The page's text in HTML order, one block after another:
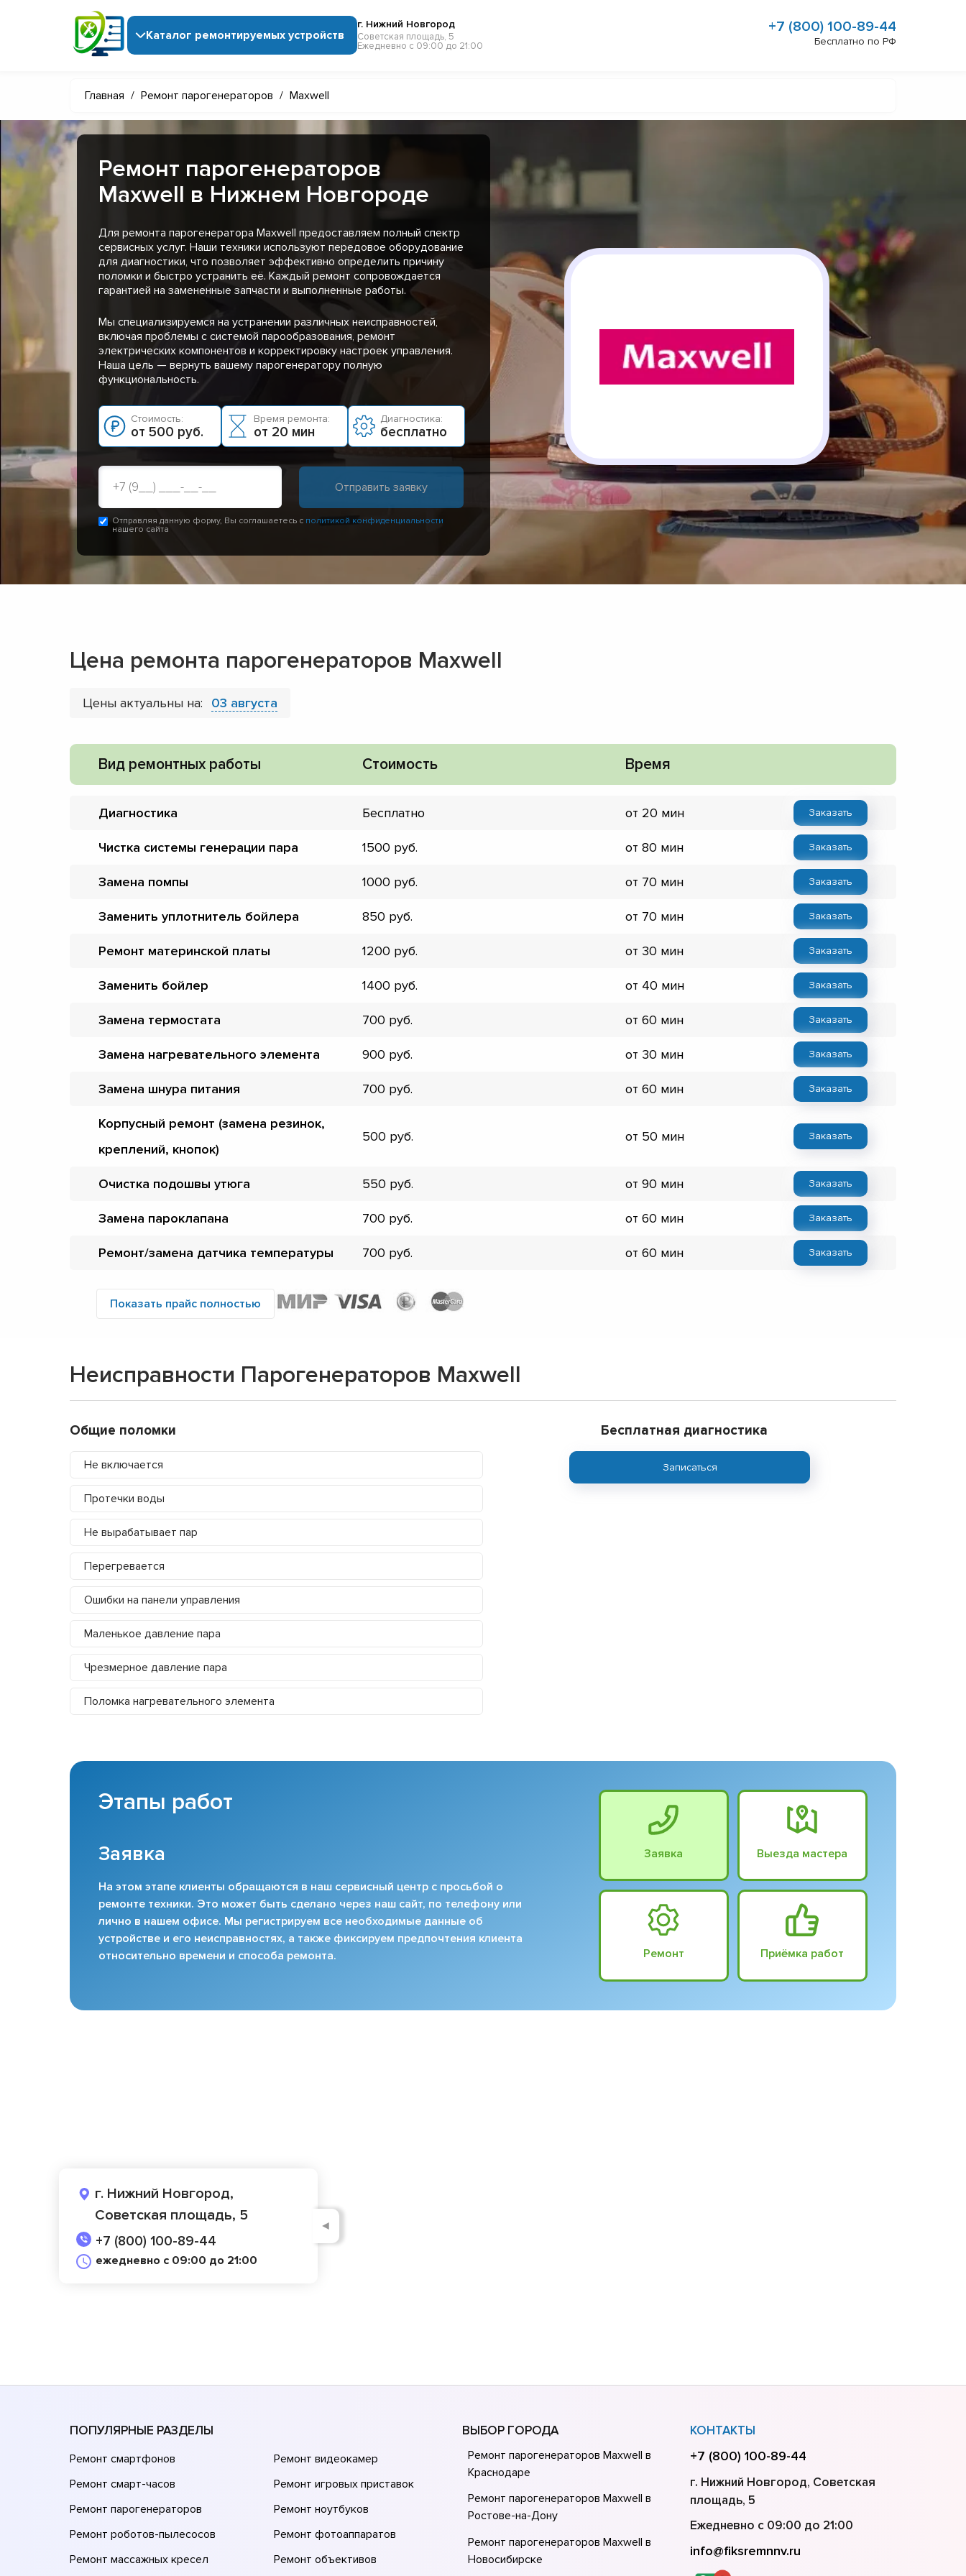
Каталог ремонтируемых устройств
г. Нижний Новгород
Советская площадь, 5
Ежедневно с 09:00 до 21:00
+7 (800) 100-89-44
Бесплатно по РФ
Главная / Ремонт парогенераторов / Maxwell
Ремонт парогенераторов
Maxwell в Нижнем Новгороде
Для ремонта парогенератора Maxwell предоставляем полный спектр
сервисных услуг. Наши техники используют передовое оборудование
для диагностики, что позволяет эффективно определить причину
поломки и быстро устранить её. Каждый ремонт сопровождается
гарантией на замененные запчасти и выполненные работы.
Мы специализируемся на устранении различных неисправностей,
включая проблемы с системой парообразования, ремонт
электрических компонентов и корректировку настроек управления.
Наша цель — вернуть вашему парогенератору полную
функциональность.
Стоимость:
от 500 руб.
Время ремонта:
от 20 мин
Диагностика:
бесплатно
Отправляя данную форму, Вы соглашаетесь с политикой конфиденциальности
нашего сайта
Цена ремонта парогенераторов Maxwell
Цены актуальны на: 03 августа
Вид ремонтных работы Стоимость Время
Диагностика Бесплатно от 20 мин Заказать
Чистка системы генерации пара 1500 от 80 мин Заказать
Замена помпы 1000 от 70 мин Заказать
Заменить уплотнитель бойлера 850 от 70 мин Заказать
Ремонт материнской платы 1200 от 30 мин Заказать
Заменить бойлер 1400 от 40 мин Заказать
Замена термостата 700 от 60 мин Заказать
Замена нагревательного элемента 900 от 30 мин Заказать
Замена шнура питания 700 от 60 мин Заказать
Корпусный ремонт (замена резинок,
креплений, кнопок)
500 от 50 мин Заказать
Очистка подошвы утюга 550 от 90 мин Заказать
Замена пароклапана 700 от 60 мин Заказать
Ремонт/замена датчика температуры 700 от 60 мин Заказать
Показать прайс полностью
Неисправности Парогенераторов Maxwell
Общие поломки
Не включается
Протечки воды
Не вырабатывает пар
Перегревается
Ошибки на панели управления
Маленькое давление пара
Чрезмерное давление пара
Поломка нагревательного элемента
Бесплатная диагностика
Записаться
Этапы работ
Заявка
На этом этапе клиенты обращаются в наш сервисный центр с просьбой о
ремонте техники. Это может быть сделано через наш сайт, по телефону или
лично в нашем офисе. Мы регистрируем все необходимые данные об
устройстве и его неисправностях, а также фиксируем предпочтения клиента
относительно времени и способа ремонта.
Заявка Выезда мастера
Ремонт Приёмка работ
г. Нижний Новгород,
Советская площадь, 5
+7 (800) 100-89-44
ежедневно с 09:00 до 21:00
◄
ПОПУЛЯРНЫЕ РАЗДЕЛЫ
Ремонт смартфонов
Ремонт смарт-часов
Ремонт парогенераторов
Ремонт роботов-пылесосов
Ремонт массажных кресел
Ремонт видеокамер
Ремонт игровых приставок
Ремонт ноутбуков
Ремонт фотоаппаратов
Ремонт объективов
ВЫБОР ГОРОДА
Ремонт парогенераторов Maxwell в
Краснодаре
Ремонт парогенераторов Maxwell в
Ростове-на-Донy
Ремонт парогенераторов Maxwell в
Новосибирске
КОНТАКТЫ
+7 (800) 100-89-44
г. Нижний Новгород, Советская
площадь, 5
Ежедневно с 09:00 до 21:00
info@fiksremnnv.ru